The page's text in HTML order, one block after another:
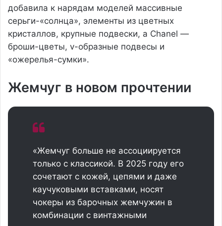
добавила к нарядам моделей массивные
серьги-«солнца», элементы из цветных
кристаллов, крупные подвески, а Chanel —
броши-цветы, v-образные подвесы и
«ожерелья-сумки».
Жемчуг в новом прочтении
«Жемчуг больше не ассоциируется
только с классикой. В 2025 году его
сочетают с кожей, цепями и даже
каучуковыми вставками, носят
чокеры из барочных жемчужин в
комбинации с винтажными